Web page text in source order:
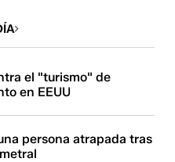
el "turismo" de
en EEUU
persona atrapada tras